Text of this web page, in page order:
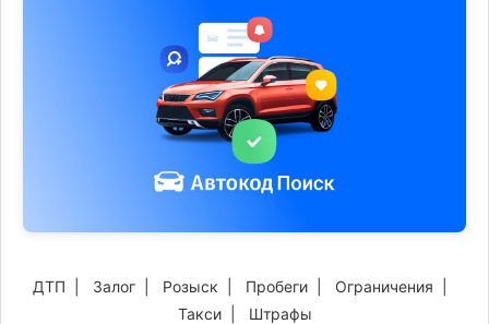
ДТП Залог Розыск Пробеги Ограничения
Такси| Штрафы